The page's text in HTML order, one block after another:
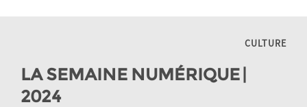
CULTURE
LA SEMAINE NUMÉRIQUE |
2024